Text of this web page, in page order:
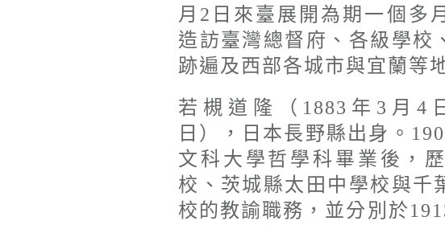
月2日來臺展開為期一個多
造訪臺灣總督府、各級學校
跡遍及西部各城市與宜蘭等
若槻道隆（1883年3月4
日），日本長野縣出身。
文科大學哲學科畢業後，
校、茨城縣太田中學校與千
校的教諭職務，並分別於